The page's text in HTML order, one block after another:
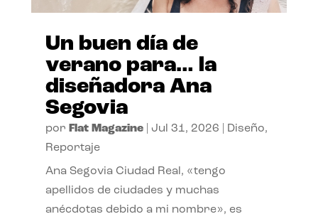
Un buen día de
verano para… la
diseñadora Ana
Segovia
por Flat Magazine| Jul 31, 2026 Diseño,
Reportaje
Ana Segovia Ciudad Real, «tengo
apellidos de ciudades y muchas
anécdotas debido a mi nombre», es